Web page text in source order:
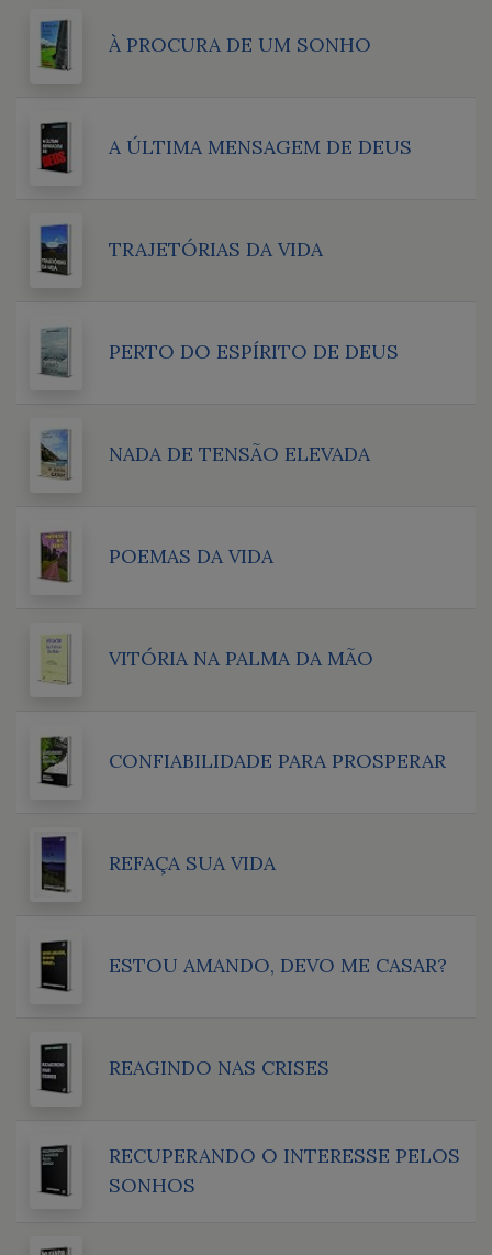
À PROCURA DE UM SONHO
A ÚLTIMA MENSAGEM DE DEUS
TRAJETÓRIAS DA VIDA
PERTO DO ESPÍRITO DE DEUS
NADA DE TENSÃO ELEVADA
POEMAS DA VIDA
VITÓRIA NA PALMA DA MÃO
CONFIABILIDADE PARA PROSPERAR
REFAÇA SUA VIDA
ESTOU AMANDO, DEVO ME CASAR?
REAGINDO NAS CRISES
RECUPERANDO O INTERESSE PELOS
SONHOS